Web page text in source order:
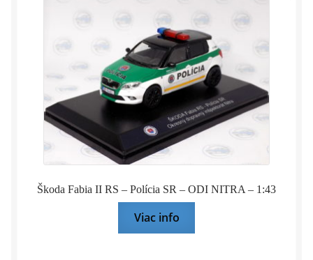
Škoda Fabia II RS – Polícia SR – ODI NITRA – 1:43
Viac info